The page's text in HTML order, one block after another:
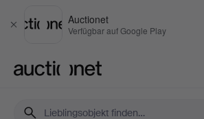
Schließen
Auctionet
Verfügbar auf Google Play